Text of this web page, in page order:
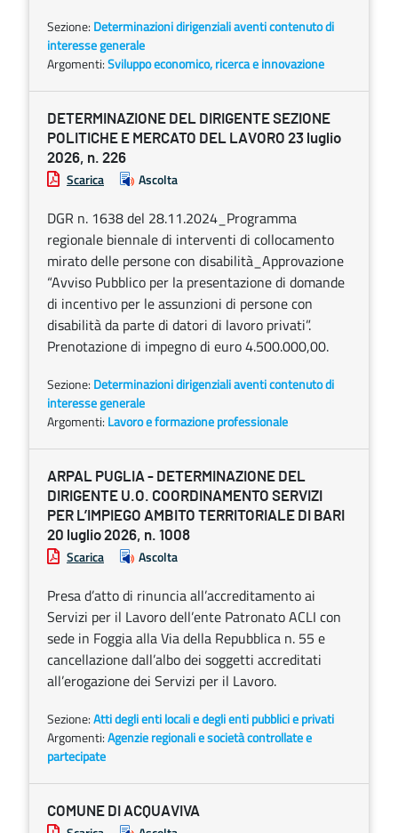
Sezione: Determinazioni dirigenziali aventi contenuto di
interesse generale
Argomenti:Sviluppo economico, ricerca e innovazione
DETERMINAZIONE DEL DIRIGENTE SEZIONE
POLITICHE E MERCATO DEL LAVORO 23 luglio
2026, n. 226
Scarica Ascolta
DGR n. 1638 del 28.11.2024_Programma
regionale biennale di interventi di collocamento
mirato delle persone con disabilità_Approvazione
“Avviso Pubblico per la presentazione di domande
di incentivo per le assunzioni di persone con
disabilità da parte di datori di lavoro privati”.
Prenotazione di impegno di euro 4.500.000,00.
Sezione: Determinazioni dirigenziali aventi contenuto di
interesse generale
Argomenti: Lavoro e formazione professionale
ARPAL PUGLIA - DETERMINAZIONE DEL
DIRIGENTE U.O. COORDINAMENTO SERVIZI
PER L’IMPIEGO AMBITO TERRITORIALE DI BARI
20 luglio 2026, n. 1008
Scarica Ascolta
Presa d’atto di rinuncia all’accreditamento ai
Servizi per il Lavoro dell’ente Patronato ACLI con
sede in Foggia alla Via della Repubblica n. 55 e
cancellazione dall’albo dei soggetti accreditati
all’erogazione dei Servizi per il Lavoro.
Sezione:Atti degli enti locali e degli enti pubblici e privati
Argomenti:Agenzie regionali e società controllate e
partecipate
COMUNE DI ACQUAVIVA